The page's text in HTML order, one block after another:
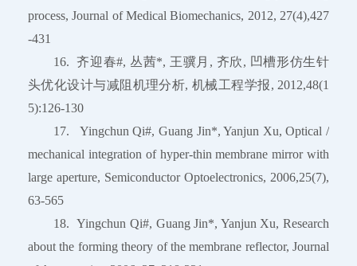
process, Journal of Medical Biomechanics, 2012, 27(4),427
-431
16. 齐迎春#, 丛茜*, 王骥月, 齐欣, 凹槽形仿生针
头优化设计与减阻机理分析, 机械工程学报, 2012,48(1
5):126-130
17. Yingchun Qi#, Guang Jin*, Yanjun Xu, Optical /
mechanical integration of hyper-thin membrane mirror with
large aperture, Semiconductor Optoelectronics, 2006,25(7),
63-565
18. Yingchun Qi#, Guang Jin*, Yanjun Xu, Research
about the forming theory of the membrane reflector, Journal